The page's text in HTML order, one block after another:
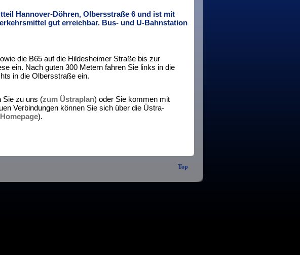
Hannover-Döhren, Olbersstraße 6 und ist mit
gut erreichbar. Bus- und U-Bahnstation
die B65 auf die Hildesheimer Straße bis zur
ein. Nach guten 300 Metern fahren Sie links in die
in die Olbersstraße ein.
Sie zu uns (zum Üstraplan) oder Sie kommen mit
Verbindungen können Sie sich über die Üstra-
).
Top